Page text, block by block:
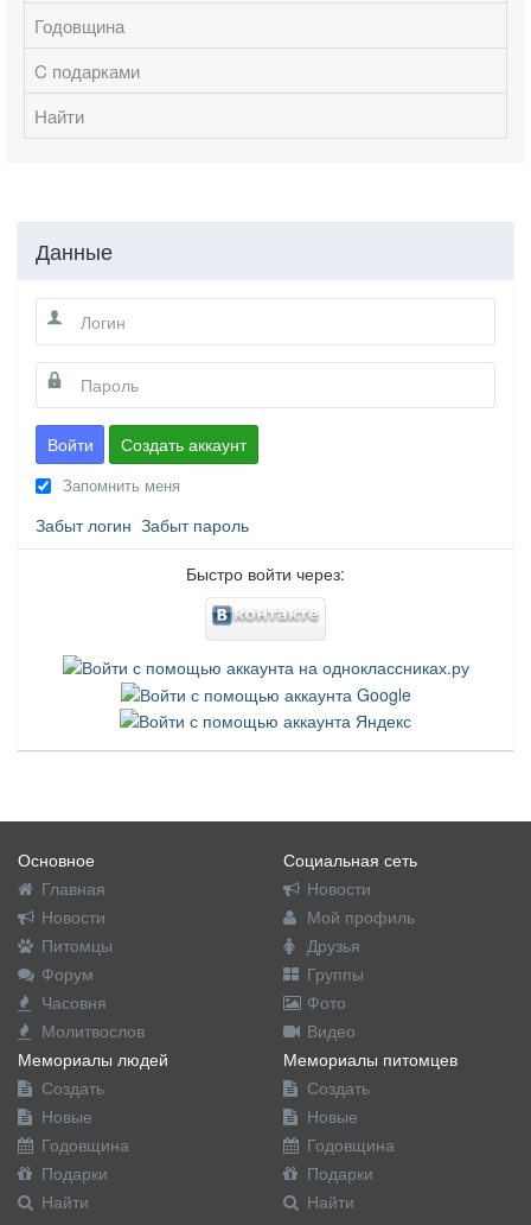
Годовщина
C подарками
Найти
Данные
Войти Создать аккаунт
Запомнить меня
Забыт логин Забыт пароль
Быстро войти через:
Основное
Главная
Новости
Питомцы
Форум
Часовня
Молитвослов
Социальная сеть
Новости
Мой профиль
Друзья
Группы
Фото
Видео
Мемориалы людей
Создать
Новые
Годовщина
Подарки
Найти
Мемориалы питомцев
Создать
Новые
Годовщина
Подарки
Найти